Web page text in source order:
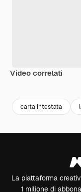
Video correlati
carta intestata
La piattaforma
1 milione di